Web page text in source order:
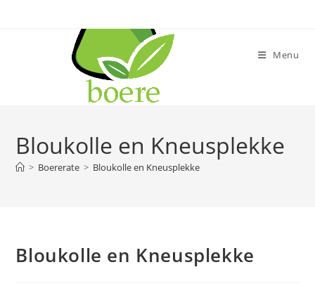
Menu
Bloukolle en Kneusplekke
> Boererate > Bloukolle en Kneusplekke
Bloukolle en Kneusplekke